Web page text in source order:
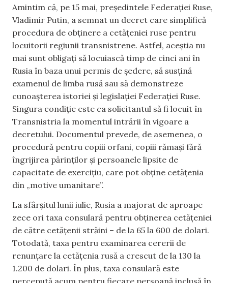
Amintim că, pe 15 mai, președintele Federației Ruse,
Vladimir Putin, a semnat un decret care simplifică
procedura de obținere a cetățeniei ruse pentru
locuitorii regiunii transnistrene. Astfel, aceștia nu
mai sunt obligați să locuiască timp de cinci ani în
Rusia în baza unui permis de ședere, să susțină
examenul de limba rusă sau să demonstreze
cunoașterea istoriei și legislației Federației Ruse.
Singura condiție este ca solicitantul să fi locuit în
Transnistria la momentul intrării în vigoare a
decretului. Documentul prevede, de asemenea, o
procedură pentru copiii orfani, copiii rămași fără
îngrijirea părinților și persoanele lipsite de
capacitate de exercițiu, care pot obține cetățenia
din „motive umanitare”.
La sfârșitul lunii iulie, Rusia a majorat de aproape
zece ori taxa consulară pentru obținerea cetățeniei
de către cetățenii străini – de la 65 la 600 de dolari.
Totodată, taxa pentru examinarea cererii de
renunțare la cetățenia rusă a crescut de la 130 la
1.200 de dolari. În plus, taxa consulară este